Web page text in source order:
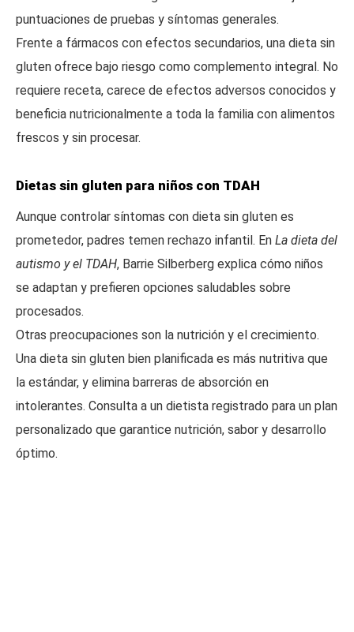
puntuaciones de pruebas y síntomas generales.
Frente a fármacos con efectos secundarios, una dieta sin
gluten ofrece bajo riesgo como complemento integral. No
requiere receta, carece de efectos adversos conocidos y
beneficia nutricionalmente a toda la familia con alimentos
frescos y sin procesar.
Dietas sin gluten para niños con TDAH
Aunque controlar síntomas con dieta sin gluten es
prometedor, padres temen rechazo infantil. En La dieta del
autismo y el TDAH, Barrie Silberberg explica cómo niños
se adaptan y prefieren opciones saludables sobre
procesados.
Otras preocupaciones son la nutrición y el crecimiento.
Una dieta sin gluten bien planificada es más nutritiva que
la estándar, y elimina barreras de absorción en
intolerantes. Consulta a un dietista registrado para un plan
personalizado que garantice nutrición, sabor y desarrollo
óptimo.